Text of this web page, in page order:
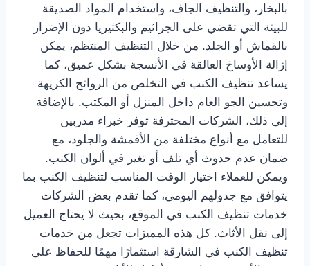
بالبخار، والتنظيف الجاف، واستخدام المواد الصديقة
للبيئة التي تقضي على الجراثيم والبكتيريا دون الإضرار
بالقماش أو الجلد. من خلال التنظيف المنتظم، يمكن
إزالة الأوساخ العالقة في الأنسجة بشكل عميق، كما
يساعد تنظيف الكنب في التخلص من الروائح الكريهة
وتحسين الجو العام داخل المنزل أو المكتب. بالإضافة
إلى ذلك، الشركات المحترفة توفر خبراء مدربين
للتعامل مع أنواع مختلفة من الأقمشة والجلود، مع
ضمان عدم حدوث أي تلف أو تغير في ألوان الكنب.
ويمكن للعملاء اختيار الوقت المناسب لتنظيف الكنب بما
يتوافق مع جدولهم اليومي، كما تقدم بعض الشركات
خدمات تنظيف الكنب في الموقع، بحيث لا يحتاج العميل
إلى نقل الأثاث. كل هذه المميزات تجعل من خدمات
تنظيف الكنب في الشارقة استثمارًا مهمًا للحفاظ على